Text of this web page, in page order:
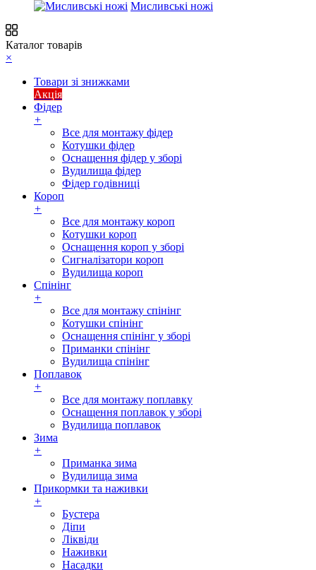
Мисливські ножі
Каталог товарів
×
Товари зі знижками
Акція
Фідер
+
Все для монтажу фідер
Котушки фідер
Оснащення фідер у зборі
Вудилища фідер
Фідер годівниці
Короп
+
Все для монтажу короп
Котушки короп
Оснащення короп у зборі
Сигналізатори короп
Вудилища короп
Спінінг
+
Все для монтажу спінінг
Котушки спінінг
Оснащення спінінг у зборі
Приманки спінінг
Вудилища спінінг
Поплавок
+
Все для монтажу поплавку
Оснащення поплавок у зборі
Вудилища поплавок
Зима
+
Приманка зима
Вудилища зима
Прикормки та наживки
+
Бустера
Діпи
Ліквіди
Наживки
Насадки